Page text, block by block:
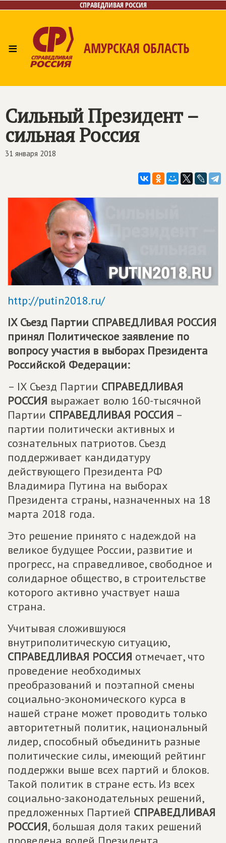
СПРАВЕДЛИВАЯ РОССИЯ
≡ АМУРСКАЯ ОБЛАСТЬ
Контакты
Сильный Президент –
сильная Россия
31 января 2018
http://putin2018.ru/
IX Съезд Партии СПРАВЕДЛИВАЯ РОССИЯ
принял Политическое заявление по
вопросу участия в выборах Президента
Российской Федерации:
– IX Съезд Партии СПРАВЕДЛИВАЯ
РОССИЯ выражает волю 160-тысячной
Партии СПРАВЕДЛИВАЯ РОССИЯ –
партии политически активных и
сознательных патриотов. Съезд
поддерживает кандидатуру
действующего Президента РФ
Владимира Путина на выборах
Президента страны, назначенных на 18
марта 2018 года.
Это решение принято с надеждой на
великое будущее России, развитие и
прогресс, на справедливое, свободное и
солидарное общество, в строительстве
которого активно участвует наша
страна.
Учитывая сложившуюся
внутриполитическую ситуацию,
СПРАВЕДЛИВАЯ РОССИЯ отмечает, что
проведение необходимых
преобразований и поэтапной смены
социально-экономического курса в
нашей стране может проводить только
авторитетный политик, национальный
лидер, способный объединить разные
политические силы, имеющий рейтинг
поддержки выше всех партий и блоков.
Такой политик в стране есть. Из всех
социально-законодательных решений,
предложенных Партией СПРАВЕДЛИВАЯ
РОССИЯ, большая доля таких решений